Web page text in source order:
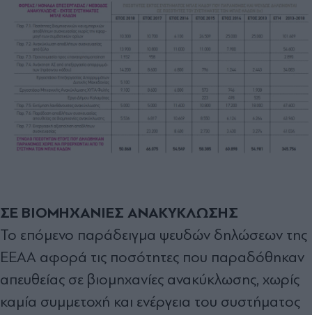
ΣΕ ΒΙΟΜΗΧΑΝΙΕΣ ΑΝΑΚΥΚΛΩΣΗΣ
Το επόµενο παράδειγµα ψευδών δηλώσεων της
ΕΕΑΑ αφορά τις ποσότητες που παραδόθηκαν
απευθείας σε βιοµηχανίες ανακύκλωσης, χωρίς
καµία συµµετοχή και ενέργεια του συστήµατος